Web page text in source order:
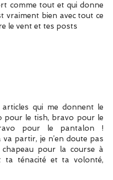
comme tout et qui donne
vraiment bien avec tout ce
le vent et tes posts
qui me donnent le
pour le tish, bravo pour le
pour le pantalon !
va partir, je n’en doute pas
pour la course à
ta ténacité et ta volonté,